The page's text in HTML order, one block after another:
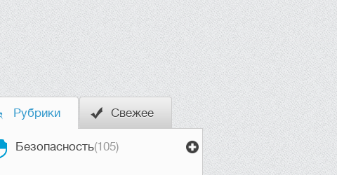
Рубрики Свежее
Безопасность(105)